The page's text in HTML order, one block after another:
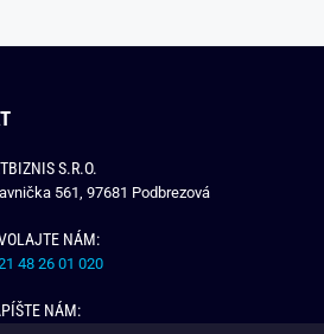
S.R.O.
561, 97681 Podbrezová
NÁM:
48 26 01 020
NÁM: